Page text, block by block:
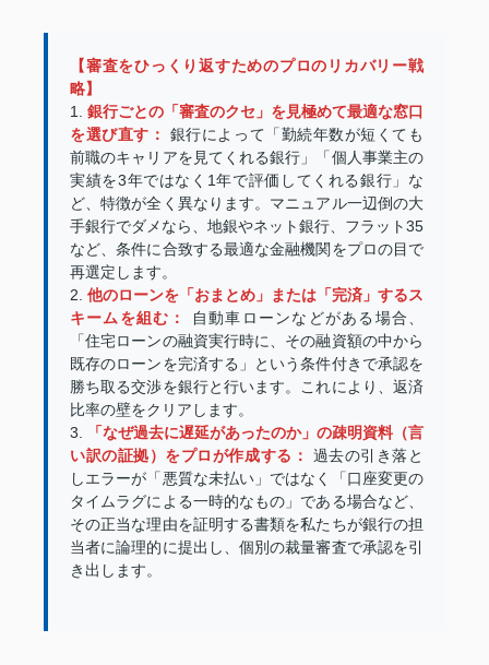
【審査をひっくり返すためのプロのリカバリー戦
略】
1. 銀行ごとの「審査のクセ」を見極めて最適な窓口
を選び直す：
銀行によって「勤続年数が短くても
前職のキャリアを見てくれる銀行」「個人事業主の
実績を3年ではなく1年で評価してくれる銀行」な
ど、特徴が全く異なります。マニュアル一辺倒の大
手銀行でダメなら、地銀やネット銀行、フラット35
など、条件に合致する最適な金融機関をプロの目で
再選定します。
2. 他のローンを「おまとめ」または「完済」するス
キームを組む：
自動車ローンなどがある場合、
「住宅ローンの融資実行時に、その融資額の中から
既存のローンを完済する」という条件付きで承認を
勝ち取る交渉を銀行と行います。これにより、返済
比率の壁をクリアします。
3.
「なぜ過去に遅延があったのか」の疎明資料（言
い訳の証拠）をプロが作成する：
過去の引き落と
しエラーが「悪質な未払い」ではなく「口座変更の
タイムラグによる一時的なもの」である場合など、
その正当な理由を証明する書類を私たちが銀行の担
当者に論理的に提出し、個別の裁量審査で承認を引
き出します。